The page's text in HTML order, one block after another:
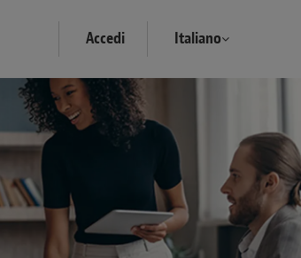
Accedi Italiano